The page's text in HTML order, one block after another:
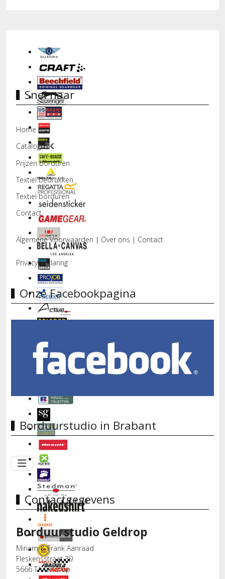
Snel naar
Home
Catalogus
Prijzen borduren
Textiel bedrukken
Textiel borduren
Contact
Algemene Voorwaarden | Over ons | Contact
Privacyverklaring
Onze Facebookpagina
Borduurstudio in Brabant
Contactgegevens
Borduurstudio Geldrop
Miriam & Frank Aanraad
Fleskensstraat 39
5666 TA Geldrop